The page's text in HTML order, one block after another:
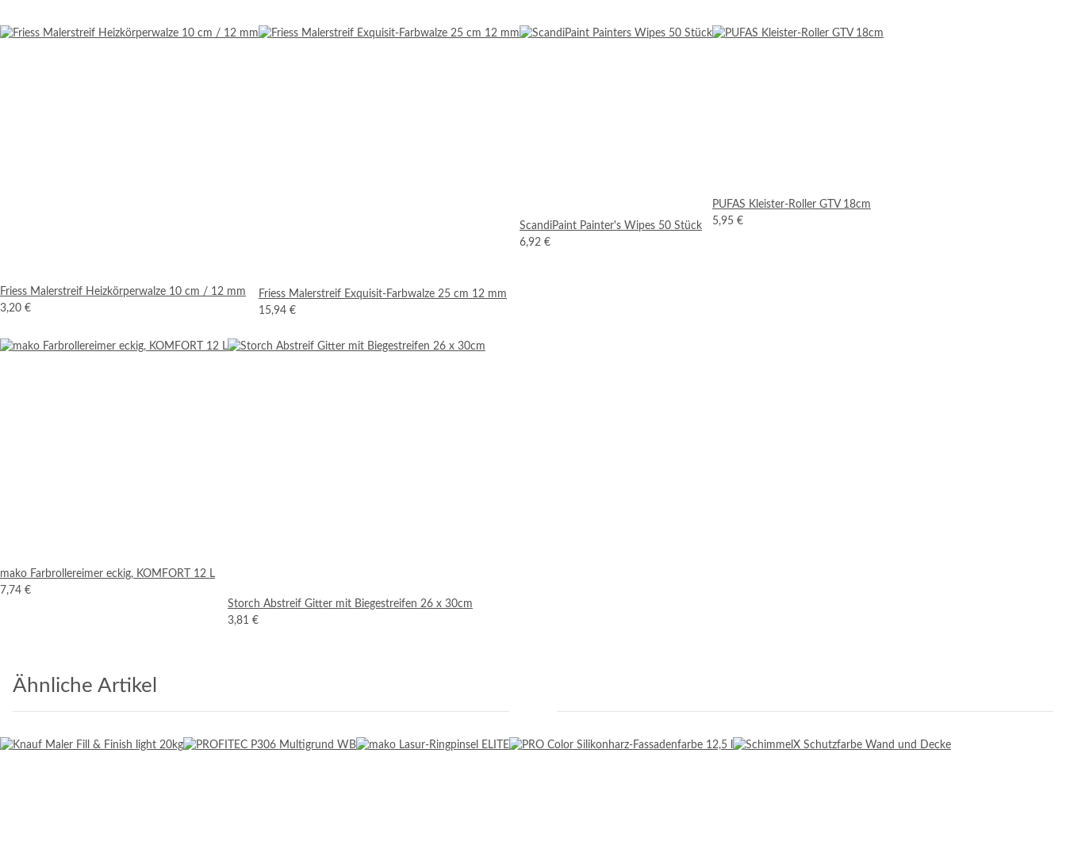
Friess Malerstreif Heizkörperwalze 10 cm / 12 mm
3,20 €
Friess Malerstreif Exquisit-Farbwalze 25 cm 12 mm
15,94 €
ScandiPaint Painter's Wipes 50 Stück
6,92 €
PUFAS Kleister-Roller GTV 18cm
5,95 €
mako Farbrollereimer eckig, KOMFORT 12 L
7,74 €
Storch Abstreif Gitter mit Biegestreifen 26 x 30cm
3,81 €
Ähnliche Artikel